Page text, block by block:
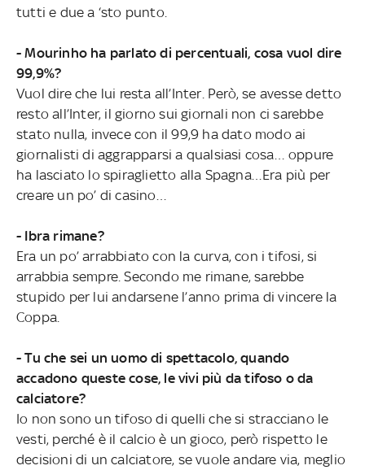
tutti e due a ‘sto punto.
- Mourinho ha parlato di percentuali, cosa vuol dire
99,9%?
Vuol dire che lui resta all’Inter. Però, se avesse detto
resto all’Inter, il giorno sui giornali non ci sarebbe
stato nulla, invece con il 99,9 ha dato modo ai
giornalisti di aggrapparsi a qualsiasi cosa… oppure
ha lasciato lo spiraglietto alla Spagna…Era più per
creare un po’ di casino…
- Ibra rimane?
Era un po’ arrabbiato con la curva, con i tifosi, si
arrabbia sempre. Secondo me rimane, sarebbe
stupido per lui andarsene l’anno prima di vincere la
Coppa.
- Tu che sei un uomo di spettacolo, quando
accadono queste cose, le vivi più da tifoso o da
calciatore?
Io non sono un tifoso di quelli che si stracciano le
vesti, perché è il calcio è un gioco, però rispetto le
decisioni di un calciatore, se vuole andare via, meglio